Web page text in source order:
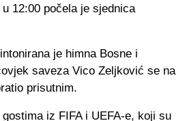
12:00 počela je sjednica
je himna Bosne i
saveza Vico Zeljković se na
prisutnim.
iz FIFA i UEFA-e, koji su